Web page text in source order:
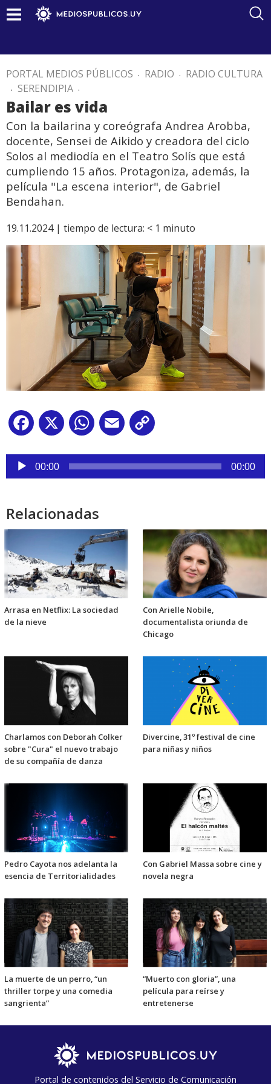
PORTAL MEDIOS PÚBLICOS . RADIO . RADIO CULTURA
. SERENDIPIA .
Bailar es vida
Con la bailarina y coreógrafa Andrea Arobba,
docente, Sensei de Aikido y creadora del ciclo
Solos al mediodía en el Teatro Solís que está
cumpliendo 15 años. Protagoniza, además, la
película "La escena interior", de Gabriel
Bendahan.
19.11.2024 | tiempo de lectura: < 1 minuto
Facebook
X WhatsApp
Email
Reproductor
audio
00:00 00:00
Relacionadas
Arrasa en Netflix: La sociedad
de la nieve
Con Arielle Nobile,
documentalista oriunda de
Chicago
Charlamos con Deborah Colker
sobre "Cura" el nuevo trabajo
de su compañía de danza
Divercine, 31º festival de cine
para niñas y niños
Pedro Cayota nos adelanta la
esencia de Territorialidades
Con Gabriel Massa sobre cine y
novela negra
La muerte de un perro, “un
thriller torpe y una comedia
sangrienta”
“Muerto con gloria”, una
película para reírse y
entretenerse
Portal de contenidos del Servicio de Comunicación